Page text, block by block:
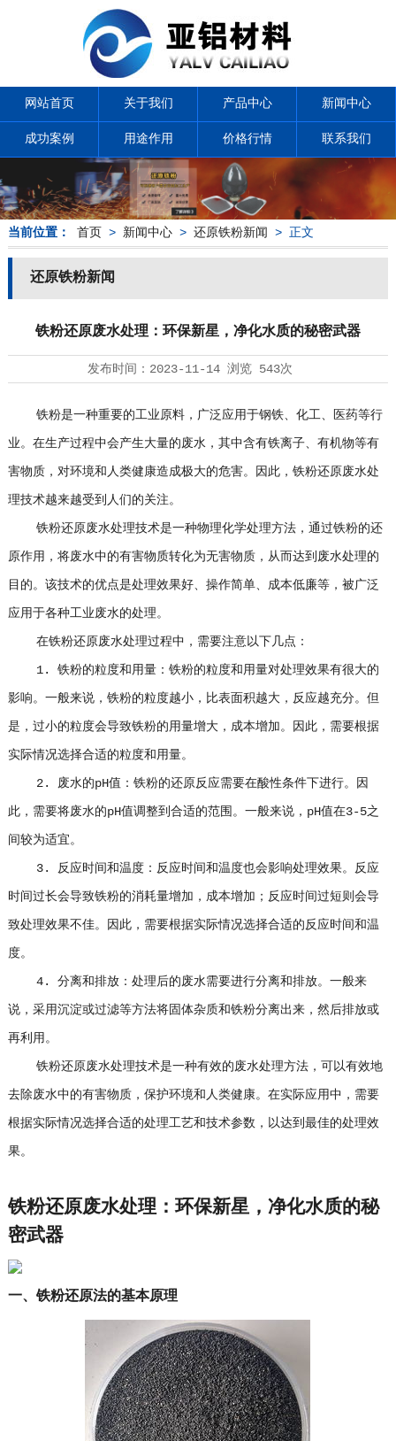
网站首页 关于我们 产品中心 新闻中心
成功案例 用途作用 价格行情 联系我们
当前位置： 首页 > 新闻中心> 还原铁粉新闻 > 正文
还原铁粉新闻
铁粉还原废水处理：环保新星，净化水质的秘密武器
发布时间： 2023-11-14浏览 543次
铁粉是一种重要的工业原料，广泛应用于钢铁、化工、医药等行
业。在生产过程中会产生大量的废水，其中含有铁离子、有机物等有
害物质，对环境和人类健康造成极大的危害。因此，铁粉还原废水处
理技术越来越受到人们的关注。
铁粉还原废水处理技术是一种物理化学处理方法，通过铁粉的还
原作用，将废水中的有害物质转化为无害物质，从而达到废水处理的
目的。该技术的优点是处理效果好、操作简单、成本低廉等，被广泛
应用于各种工业废水的处理。
在铁粉还原废水处理过程中，需要注意以下几点：
1. 铁粉的粒度和用量：铁粉的粒度和用量对处理效果有很大的
影响。一般来说，铁粉的粒度越小，比表面积越大，反应越充分。但
是，过小的粒度会导致铁粉的用量增大，成本增加。因此，需要根据
实际情况选择合适的粒度和用量。
2. 废水的pH值：铁粉的还原反应需要在酸性条件下进行。因
此，需要将废水的pH值调整到合适的范围。一般来说，pH值在3-5之
间较为适宜。
3. 反应时间和温度：反应时间和温度也会影响处理效果。反应
时间过长会导致铁粉的消耗量增加，成本增加；反应时间过短则会导
致处理效果不佳。因此，需要根据实际情况选择合适的反应时间和温
度。
4. 分离和排放：处理后的废水需要进行分离和排放。一般来
说，采用沉淀或过滤等方法将固体杂质和铁粉分离出来，然后排放或
再利用。
铁粉还原废水处理技术是一种有效的废水处理方法，可以有效地
去除废水中的有害物质，保护环境和人类健康。在实际应用中，需要
根据实际情况选择合适的处理工艺和技术参数，以达到最佳的处理效
果。
铁粉还原废水处理：环保新星，净化水质的秘
密武器
一、铁粉还原法的基本原理